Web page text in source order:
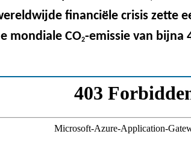
financiële crisis zette
mondiale CO2-emissie van bijna